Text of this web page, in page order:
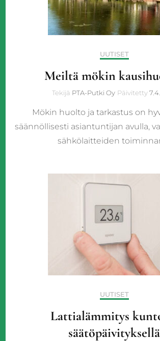
UUTISET
Meiltä mökin
Tekijä PTA-Putki Oy Päivitetty
Mökin huolto ja tarkastus on
säännöllisesti asiantuntijan avulla,
sähkölaitteiden
UUTISET
Lattialämmitys
säätöpäivityksellä